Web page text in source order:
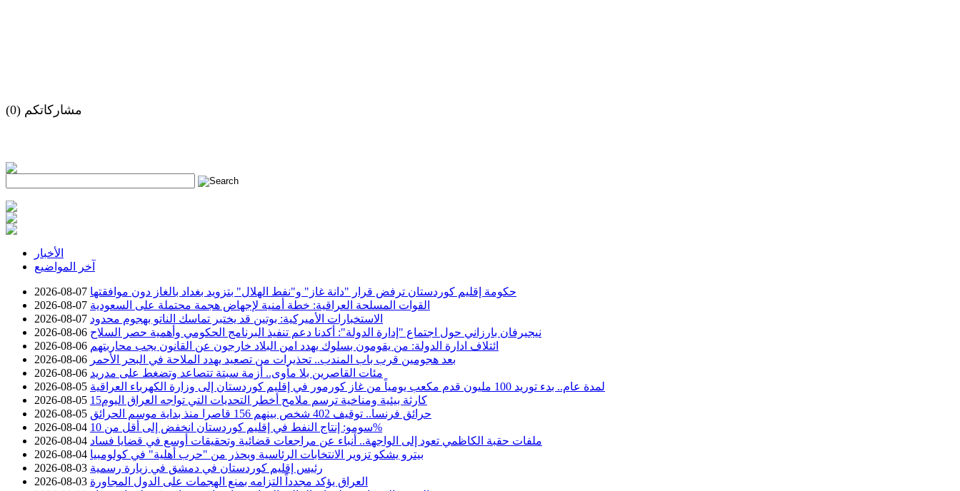
مشاركاتكم (0)
h
الأخبار
آخر المواضيع
2026-08-07 حكومة إقليم كوردستان ترفض قرار "دانة غاز" و"نفط الهلال" بتزويد بغداد بالغاز دون موافقتها
2026-08-07 القوات المسلحة العراقية: خطة أمنية لإجهاض هجمة محتملة على السعودية
2026-08-07 الاستخبارات الأميركية: بوتين قد يختبر تماسك الناتو بهجوم محدود
2026-08-06 نيجيرفان بارزاني حول اجتماع "إدارة الدولة": أكدنا دعم تنفيذ البرنامج الحكومي وأهمية حصر السلاح
2026-08-06 ائتلاف ادارة الدولة: من يقومون بسلوك يهدد امن البلاد خارجون عن القانون يجب محاربتهم
2026-08-06 بعد هجومين قرب باب المندب.. تحذيرات من تصعيد يهدد الملاحة في البحر الأحمر
2026-08-06 مئات القاصرين بلا مأوى.. أزمة سبتة تتصاعد وتضغط على مدريد
2026-08-05
لمدة عام.. بدء توريد 100 مليون قدم مكعب يومياً من غاز كورمور في إقليم كوردستان إلى وزارة الكهرباء العراقية
2026-08-05
15كارثة بيئية ومناخية ترسم ملامح أخطر التحديات التي تواجه العراق اليوم
2026-08-05
حرائق فرنسا.. توقيف 402 شخص بينهم 156 قاصرا منذ بداية موسم الحرائق
2026-08-04
سومو: إنتاج النفط في إقليم كوردستان انخفض إلى أقل من 10%
2026-08-04 ملفات حقبة الكاظمي تعود إلى الواجهة.. أنباء عن مراجعات قضائية وتحقيقات أوسع في قضايا فساد
2026-08-04 بيترو يشكو تزوير الانتخابات الرئاسية ويحذر من "حرب أهلية" في كولومبيا
2026-08-03 رئيس إقليم كوردستان في دمشق في زيارة رسمية
2026-08-03 العراق يؤكد مجدداً التزامه بمنع الهجمات على الدول المجاورة